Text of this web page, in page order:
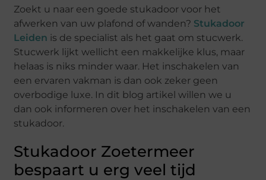
Zoekt u naar een goede stukadoor voor het
afwerken van uw plafond of wanden? Stukadoor
Leiden is de specialist als het gaat om stucwerk.
Stucwerk lijkt wellicht een makkelijke klus, maar
helaas is niks minder waar. Het inschakelen van
een ervaren vakman is dan ook zeker geen
overbodige luxe. In dit blog artikel willen we u
dan ook informeren over het inschakelen van een
stukadoor.
Stukadoor Zoetermeer
bespaart u erg veel tijd